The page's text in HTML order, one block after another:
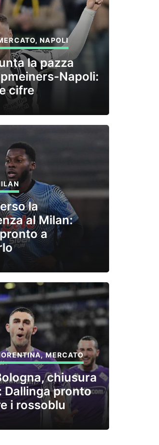
,NAPOLI
la pazza
Napoli:
cifre
la
al Milan:
a
,MERCATO
chiusura
Dallinga pronto
i rossoblu